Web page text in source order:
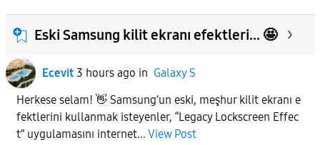
Eski Samsung kilit ekranı efektleri... 🤩
Ecevit 3 hours ago in Galaxy S
Herkese selam! 👋 Samsung’un eski, meşhur kilit ekranı e
fektlerini kullanmak isteyenler, “Legacy Lockscreen Effec
t” uygulamasını internet... View Post